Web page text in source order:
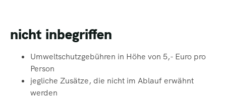
nicht inbegriffen
Umweltschutzgebühren in Höhe von 5,- Euro pro
Person
jegliche Zusätze, die nicht im Ablauf erwähnt
werden